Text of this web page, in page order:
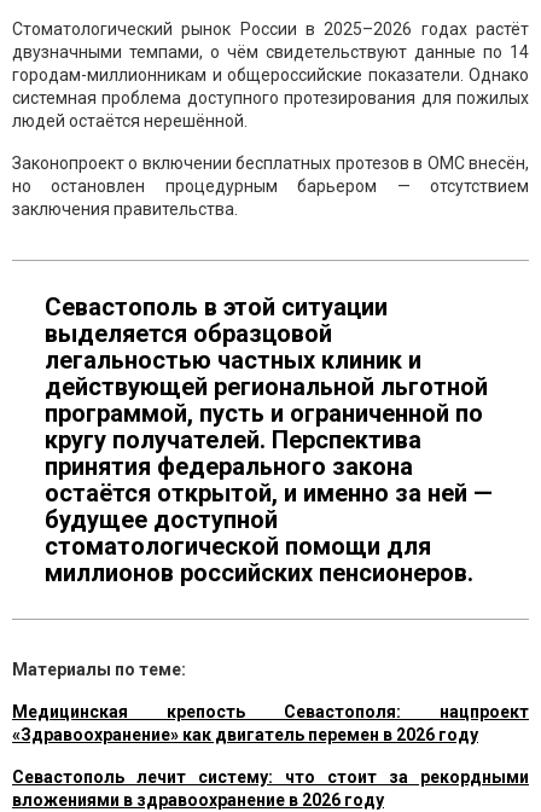
Стоматологический рынок России в 2025–2026 годах растёт
двузначными темпами, о чём свидетельствуют данные по 14
городам-миллионникам и общероссийские показатели. Однако
системная проблема доступного протезирования для пожилых
людей остаётся нерешённой.
Законопроект о включении бесплатных протезов в ОМС внесён,
но остановлен процедурным барьером — отсутствием
заключения правительства.
Севастополь в этой ситуации
выделяется образцовой
легальностью частных клиник и
действующей региональной льготной
программой, пусть и ограниченной по
кругу получателей. Перспектива
принятия федерального закона
остаётся открытой, и именно за ней —
будущее доступной
стоматологической помощи для
миллионов российских пенсионеров.
Материалы по теме:
Медицинская крепость Севастополя: нацпроект
«Здравоохранение» как двигатель перемен в 2026 году
Севастополь лечит систему: что стоит за рекордными
вложениями в здравоохранение в 2026 году